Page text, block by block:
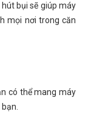
bụi sẽ giúp máy
mọi nơi trong căn
có thể mang máy